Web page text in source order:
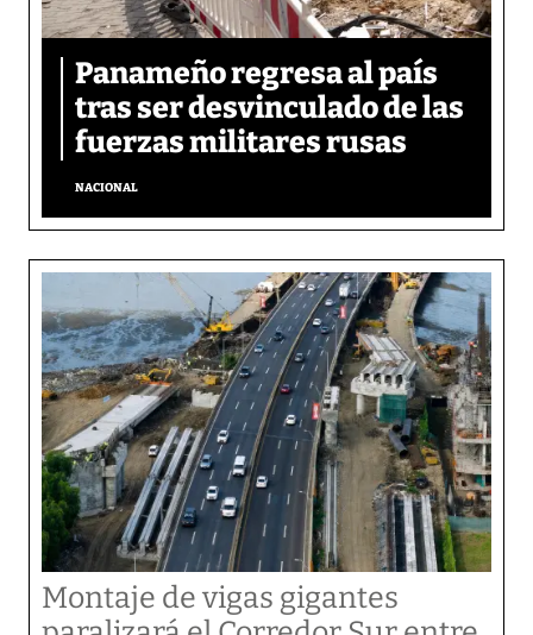
Panameño regresa al país
tras ser desvinculado de las
fuerzas militares rusas
NACIONAL
Montaje de vigas gigantes